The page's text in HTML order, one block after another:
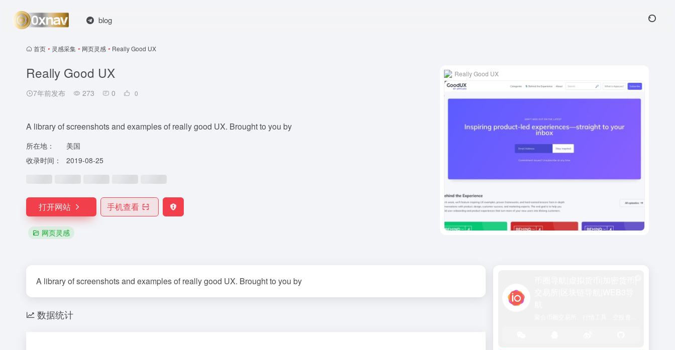
blog
首页 • 灵感采集 • 网页灵感 • Really Good UX
Really Good UX
7年前发布 273 0 0
A library of screenshots and examples of really good UX. Brought to you by
所在地：
美国
收录时间：
2019-08-25
打开网站 手机查看
网页灵感
Really Good UX
A library of screenshots and examples of really good UX. Brought to you by
数据统计